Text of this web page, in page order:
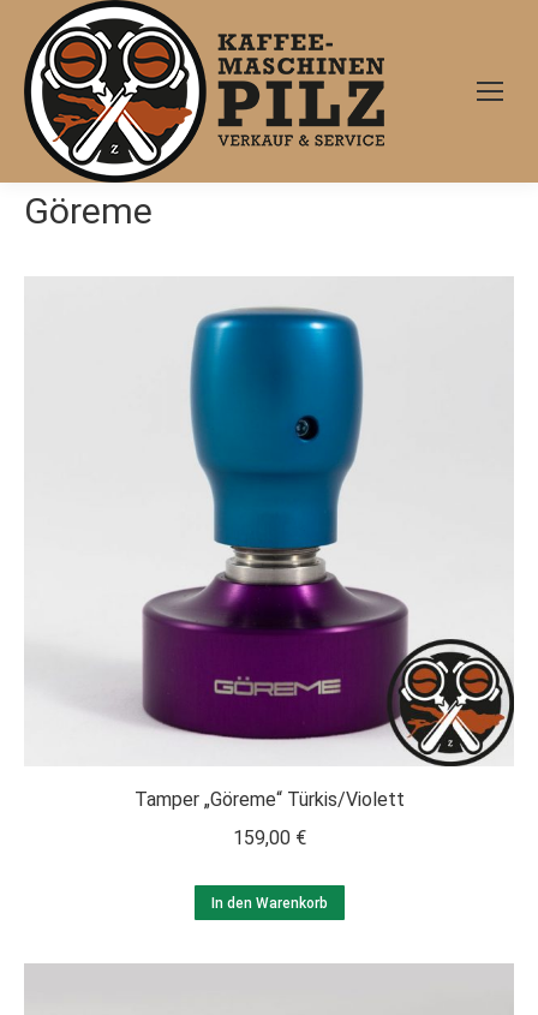
Göreme
Tamper „Göreme“ Türkis/Violett
159,00 €
In den Warenkorb